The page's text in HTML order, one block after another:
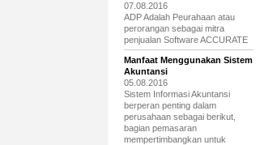
07.08.2016
ADP Adalah Peurahaan atau
perorangan sebagai mitra
penjualan Software ACCURATE
Manfaat Menggunakan Sistem
Akuntansi
05.08.2016
Sistem Informasi Akuntansi
berperan penting dalam
perusahaan sebagai berikut,
bagian pemasaran
mempertimbangkan untuk